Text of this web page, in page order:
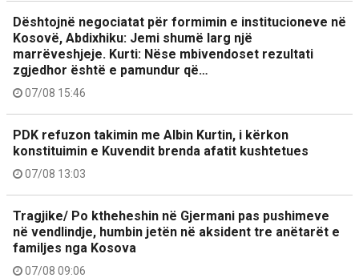
Dështojnë negociatat për formimin e institucioneve në
Kosovë, Abdixhiku: Jemi shumë larg një
marrëveshjeje. Kurti: Nëse mbivendoset rezultati
zgjedhor është e pamundur që…
07/08 15:46
PDK refuzon takimin me Albin Kurtin, i kërkon
konstituimin e Kuvendit brenda afatit kushtetues
07/08 13:03
Tragjike/ Po ktheheshin në Gjermani pas pushimeve
në vendlindje, humbin jetën në aksident tre anëtarët e
familjes nga Kosova
07/08 09:06